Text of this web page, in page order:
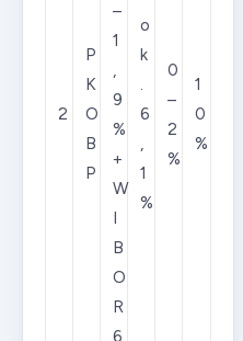
2
P
K
O
B
P
–
1
,
9
%
+
W
I
B
O
R
6
o
k
.
6
,
1
%
0
–
2
%
1
0
%